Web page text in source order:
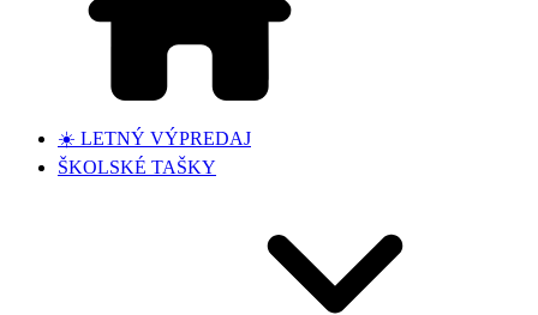
☀️ LETNÝ VÝPREDAJ
ŠKOLSKÉ TAŠKY